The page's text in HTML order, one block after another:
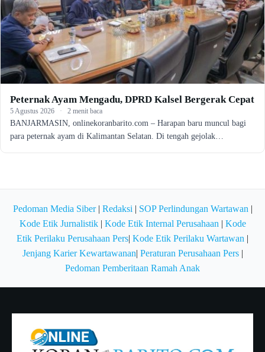
Peternak Ayam Mengadu, DPRD Kalsel Bergerak Cepat
5 Agustus 2026 · 2 menit baca
BANJARMASIN, onlinekoranbarito.com – Harapan baru muncul bagi
para peternak ayam di Kalimantan Selatan. Di tengah gejolak…
Pedoman Media Siber| Redaksi | SOP Perlindungan Wartawan |
Kode Etik Jurnalistik| Kode Etik Internal Perusahaan | Kode
Etik Perilaku Perusahaan Pers| Kode Etik Perilaku Wartawan |
Jenjang Karier Kewartawanan| Peraturan Perusahaan Pers|
Pedoman Pemberitaan Ramah Anak